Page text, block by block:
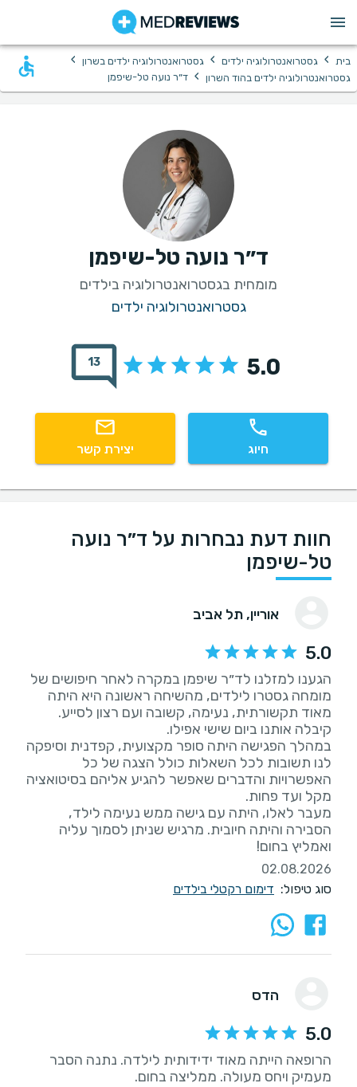
בית › גסטרואנטרולוגיה ילדים › גסטרואנטרולוגיה ילדים בשרון ›
גסטרואנטרולוגיה ילדים בהוד השרון › ד״ר נועה טל-שיפמן
ד״ר נועה טל-שיפמן
מומחית בגסטרואנטרולוגיה בילדים
גסטרואנטרולוגיה ילדים
5.0
13
חיוג יצירת קשר
חוות דעת נבחרות על ד״ר נועה
טל-שיפמן
אוריין, תל אביב
5.0
הגענו למזלנו לד״ר שיפמן במקרה לאחר חיפושים של
מומחה גסטרו לילדים, מהשיחה ראשונה היא היתה
מאוד תקשורתית, נעימה, קשובה ועם רצון לסייע.
במהלך הפגישה היתה סופר מקצועית, קפדנית וסיפקה
לנו תשובות לכל השאלות כולל הצגה של כל
האפשרויות והדברים שאפשר להגיע אליהם בסיטואציה
מעבר לאלו, היתה עם גישה ממש נעימה לילד,
הסבירה והיתה חיובית. מרגיש שניתן לסמוך עליה
ואמליץ בחום!
02.08.2026
סוג טיפול: דימום רקטלי בילדים
הדס
5.0
הרופאה הייתה מאוד ידידותית לילדה. נתנה הסבר
מעמיק ויחס מעולה. ממליצה בחום.